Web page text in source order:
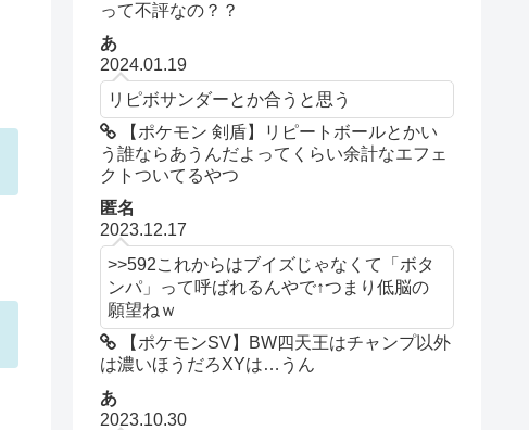
って不評なの？？
あ
2024.01.19
リピボサンダーとか合うと思う
【ポケモン 剣盾】リピートボールとかい
う誰ならあうんだよってくらい余計なエフェ
クトついてるやつ
匿名
2023.12.17
>>592これからはブイズじゃなくて「ボタ
ンパ」って呼ばれるんやで↑つまり低脳の
願望ねｗ
【ポケモンSV】BW四天王はチャンプ以外
は濃いほうだろXYは…うん
あ
2023.10.30